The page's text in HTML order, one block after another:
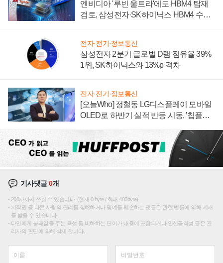
엔비디아 '루빈 울트라'에도 HBM4 탑재
검토, 삼성전자·SK하이닉스 HBM4 수율
전자·전기·정보통신
삼성전자 2분기 글로벌 D램 점유율 39%
1위, SK하이닉스와 13%p 격차
전자·전기·정보통신
[오늘Who] 정철동 LG디스플레이 모바일
OLED로 하반기 실적 반등 시동, '칩플레
기사댓글0개
200자까지 쓰실 수 있습니다. (현재 0 byte / 최대 400byte)
저작권 등 다른 사람의 권리를 침해하거나 명예를 훼손하는 댓글은 관련 법률에 의해 제재
를 받을 수 있습니다.
타인에게 불쾌감을 주는 욕설 등 비하하는 단어가 내용에 포함되거나 인신공격성 글은 관
리자의 판단에 의해 삭제 합니다.